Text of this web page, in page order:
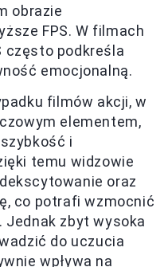
obrazie
FPS. W filmach
często podkreśla
emocjonalną.
filmów akcji, w
elementem,
i
temu widzowie
oraz
co potrafi wzmocnić
Jednak zbyt wysoka
do uczucia
wpływa na